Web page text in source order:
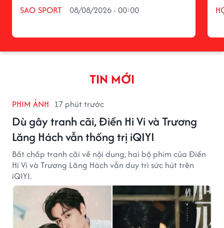
SAO SPORT 08/08/2026 - 00:00
TIN MỚI
PHIM ẢNH 17 phút trước
Dù gây tranh cãi, Điền Hi Vi và Trương
Lăng Hách vẫn thống trị iQIYI
Bất chấp tranh cãi về nội dung, hai bộ phim của Điền
Hi Vi và Trương Lăng Hách vẫn duy trì sức hút trên
iQIYI.